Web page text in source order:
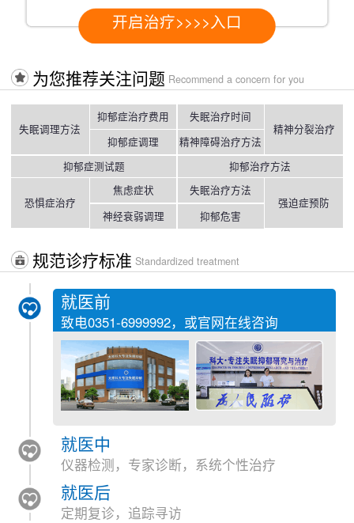
开启治疗>>>>入口
为您推荐关注问题 Recommend a concern for you
失眠调理方法
抑郁症治疗费用
抑郁症调理
失眠治疗时间
精神障碍治疗方法
精神分裂治疗
抑郁症测试题 抑郁治疗方法
恐惧症治疗
焦虑症状
神经衰弱调理
失眠治疗方法
抑郁危害
强迫症预防
规范诊疗标准 Standardized treatment
就医前
致电0351-6999992，或官网在线咨询
就医中
仪器检测，专家诊断，系统个性治疗
就医后
定期复诊，追踪寻访